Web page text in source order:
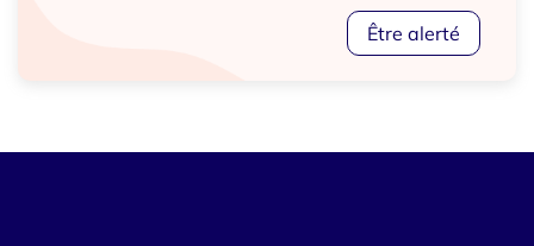
Être alerté